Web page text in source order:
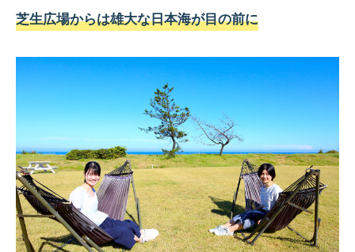
芝生広場からは雄大な日本海が目の前に